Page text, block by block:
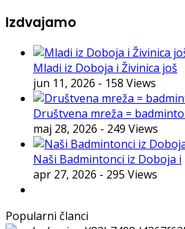
Izdvajamo
Mladi iz Doboja i Živinica još
jun 11, 2026 - 158 Views
Društvena mreža =
maj 28, 2026 - 249 Views
Naši Badmintonci iz Doboja i
apr 27, 2026 - 295 Views
Popularni članci